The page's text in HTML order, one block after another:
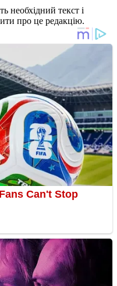
необхідний текст і
про це редакцію.